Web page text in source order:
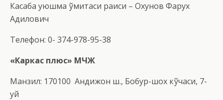
Касаба уюшма қўмитаси раиси – Охунов Фарух
Адилович
Телефон: 0- 374-978-95-38
«Каркас плюс» МЧЖ
Манзил: 170100 Андижон ш., Бобур-шох кўчаси, 7-
уй